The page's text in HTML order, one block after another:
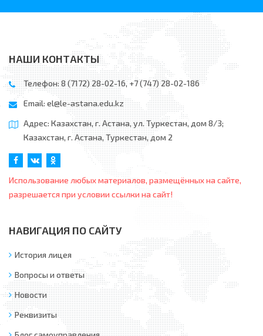
НАШИ КОНТАКТЫ
Телефон: 8 (7172) 28-02-16, +7 (747) 28-02-186
Email: el@le-astana.edu.kz
Адрес: Казахстан, г. Астана, ул. Туркестан, дом 8/3;
Казахстан, г. Астана, Туркестан, дом 2
Использование любых материалов, размещённых на сайте,
разрешается при условии ссылки на сайт!
НАВИГАЦИЯ ПО САЙТУ
История лицея
Вопросы и ответы
Новости
Реквизиты